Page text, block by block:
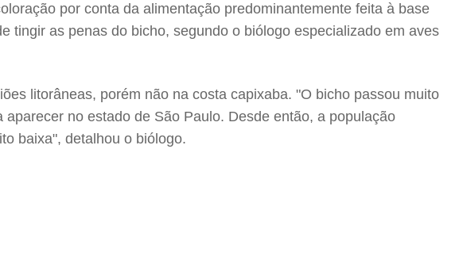
por conta da alimentação predominantemente feita à base
tingir as penas do bicho, segundo o biólogo especializado em aves
litorâneas, porém não na costa capixaba. "O bicho passou muito
no estado de São Paulo. Desde então, a população
baixa", detalhou o biólogo.